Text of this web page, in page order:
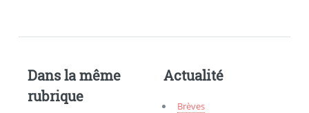
Dans la même
rubrique
Actualité
Brèves